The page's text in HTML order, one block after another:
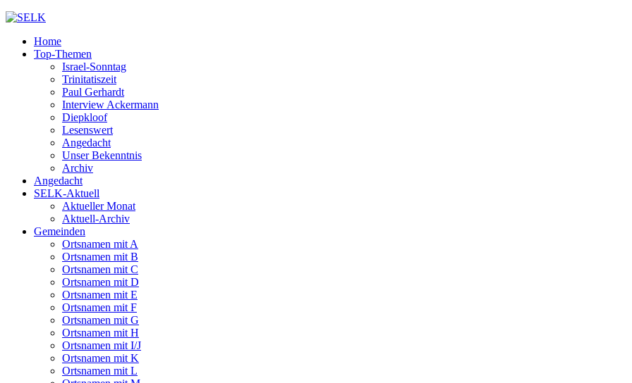
Home
Top-Themen
Israel-Sonntag
Trinitatiszeit
Paul Gerhardt
Interview Ackermann
Diepkloof
Lesenswert
Angedacht
Unser Bekenntnis
Archiv
Angedacht
SELK-Aktuell
Aktueller Monat
Aktuell-Archiv
Gemeinden
Ortsnamen mit A
Ortsnamen mit B
Ortsnamen mit C
Ortsnamen mit D
Ortsnamen mit E
Ortsnamen mit F
Ortsnamen mit G
Ortsnamen mit H
Ortsnamen mit I/J
Ortsnamen mit K
Ortsnamen mit L